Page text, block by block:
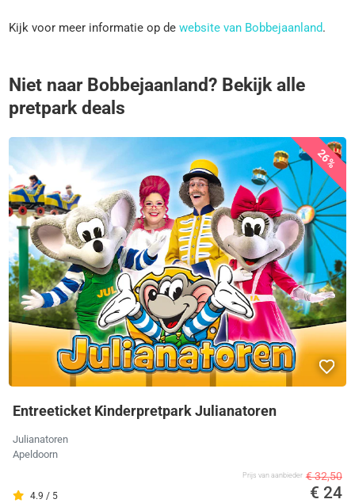
Kijk voor meer informatie op dewebsite van Bobbejaanland.
Niet naar Bobbejaanland? Bekijk alle
pretpark deals
26%
Entreeticket Kinderpretpark Julianatoren
Julianatoren
Apeldoorn
4.9 / 5
Prijs van aanbieder € 32,50
€ 24